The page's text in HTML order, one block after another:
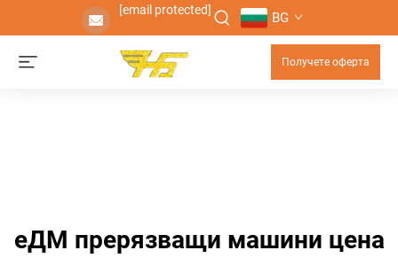
[email protected] BG
Получете оферта
еДМ прерязващи машини цена